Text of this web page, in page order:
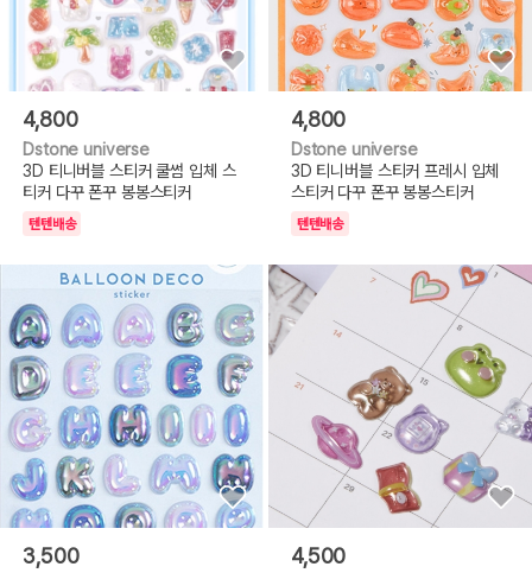
4,800
Dstone universe
3D 티니버블 스티커 쿨썸 입체 스
티커 다꾸 폰꾸 봉봉스티커
텐텐배송
4,800
Dstone universe
3D 티니버블 스티커 프레시 입체
스티커 다꾸 폰꾸 봉봉스티커
텐텐배송
3,500 4,500